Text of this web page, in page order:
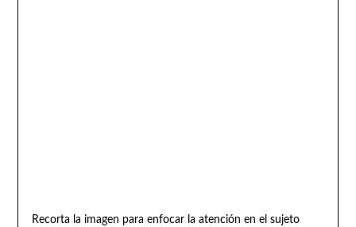
Recorta la imagen para enfocar la atención en el sujeto